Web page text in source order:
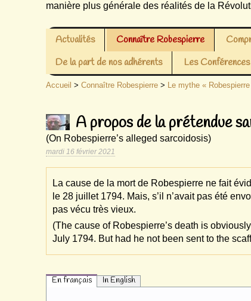
manière plus générale des réalités de la
Actualités Connaître Robespierre
De la part de nos adhérents
Les
Accueil >Connaître Robespierre > Le mythe «
A propos de la prétendue
(On Robespierre’s alleged sarcoidosis)
mardi 16 février 2021
La cause de la mort de Robespierre ne fait
le 28 juillet 1794. Mais, s’il n’avait pas été
pas vécu très vieux.
(The cause of Robespierre’s death is
July 1794. But had he not been sent to the
En français In English